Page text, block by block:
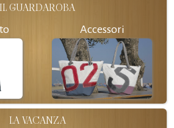
IL GUARDAROBA
Accessori
LA VACANZA